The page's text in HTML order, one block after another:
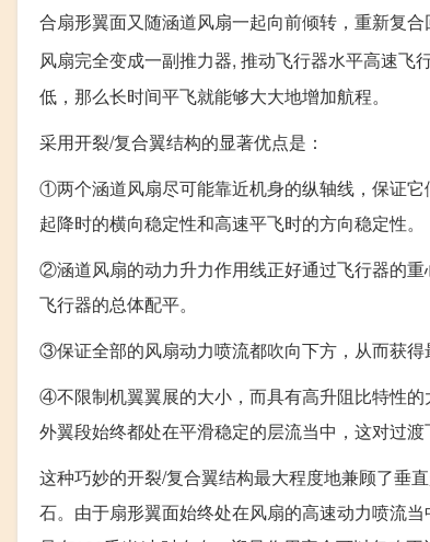
合扇形翼面又随涵道风扇一起向前倾转，重新复
风扇完全变成一副推力器, 推动飞行器水平高速飞
低，那么长时间平飞就能够大大地增加航程。
采用开裂/复合翼结构的显著优点是：
①两个涵道风扇尽可能靠近机身的纵轴线，保证
起降时的横向稳定性和高速平飞时的方向稳定性。
②涵道风扇的动力升力作用线正好通过飞行器的
飞行器的总体配平。
③保证全部的风扇动力喷流都吹向下方，从而获得
④不限制机翼翼展的大小，而具有高升阻比特性的
外翼段始终都处在平滑稳定的层流当中，这对过渡
这种巧妙的开裂/复合翼结构最大程度地兼顾了垂
石。由于扇形翼面始终处在风扇的高速动力喷流